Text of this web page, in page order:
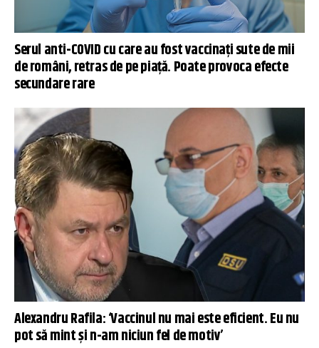
Serul anti-COVID cu care au fost vaccinați sute de mii
de români, retras de pe piață. Poate provoca efecte
secundare rare
Alexandru Rafila: ‘Vaccinul nu mai este eficient. Eu nu
pot să mint şi n-am niciun fel de motiv’